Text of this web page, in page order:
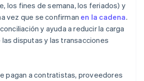
los fines de semana, los feriados) y
vez que se confirman en la cadena.
y ayuda a reducir la carga
disputas y las transacciones
pagan a contratistas, proveedores